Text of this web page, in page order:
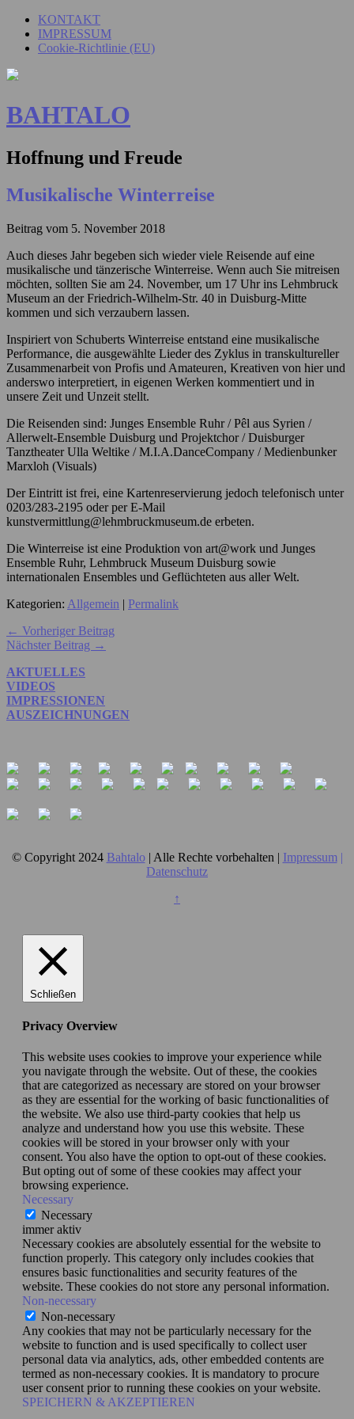
KONTAKT
IMPRESSUM
Cookie-Richtlinie (EU)
BAHTALO
Hoffnung und Freude
Musikalische Winterreise
Beitrag vom 5. November 2018
Auch dieses Jahr begeben sich wieder viele Reisende auf eine
musikalische und tänzerische Winterreise. Wenn auch Sie mitreisen
möchten, sollten Sie am 24. November, um 17 Uhr ins Lehmbruck
Museum an der Friedrich-Wilhelm-Str. 40 in Duisburg-Mitte
kommen und sich verzaubern lassen.
Inspiriert von Schuberts Winterreise entstand eine musikalische
Performance, die ausgewählte Lieder des Zyklus in transkultureller
Zusammenarbeit von Profis und Amateuren, Kreativen von hier und
anderswo interpretiert, in eigenen Werken kommentiert und in
unsere Zeit und Unzeit stellt.
Die Reisenden sind: Junges Ensemble Ruhr / Pêl aus Syrien /
Allerwelt-Ensemble Duisburg und Projektchor / Duisburger
Tanztheater Ulla Weltike / M.I.A.DanceCompany / Medienbunker
Marxloh (Visuals)
Der Eintritt ist frei, eine Kartenreservierung jedoch telefonisch unter
0203/283-2195 oder per E-Mail
kunstvermittlung@lehmbruckmuseum.de erbeten.
Die Winterreise ist eine Produktion von art@work und Junges
Ensemble Ruhr, Lehmbruck Museum Duisburg sowie
internationalen Ensembles und Geflüchteten aus aller Welt.
Kategorien: Allgemein | Permalink
← Vorheriger Beitrag
Nächster Beitrag →
AKTUELLES
VIDEOS
IMPRESSIONEN
AUSZEICHNUNGEN
© Copyright 2024 Bahtalo| Alle Rechte vorbehalten | Impressum |
Datenschutz
↑
Schließen
Privacy Overview
This website uses cookies to improve your experience while
you navigate through the website. Out of these, the cookies
that are categorized as necessary are stored on your browser
as they are essential for the working of basic functionalities of
the website. We also use third-party cookies that help us
analyze and understand how you use this website. These
cookies will be stored in your browser only with your
consent. You also have the option to opt-out of these cookies.
But opting out of some of these cookies may affect your
browsing experience.
Necessary
Necessary
immer aktiv
Necessary cookies are absolutely essential for the website to
function properly. This category only includes cookies that
ensures basic functionalities and security features of the
website. These cookies do not store any personal information.
Non-necessary
Non-necessary
Any cookies that may not be particularly necessary for the
website to function and is used specifically to collect user
personal data via analytics, ads, other embedded contents are
termed as non-necessary cookies. It is mandatory to procure
user consent prior to running these cookies on your website.
SPEICHERN & AKZEPTIEREN